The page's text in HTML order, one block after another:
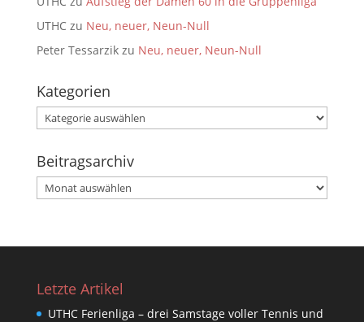
UTHCzu Neu, neuer, Neun-Null
Peter Tessarzikzu Neu, neuer, Neun-Null
Kategorien
Kategorien
Beitragsarchiv
Beitragsarchiv
Letzte Artikel
UTHC Ferienliga – drei Samstage voller Tennis und